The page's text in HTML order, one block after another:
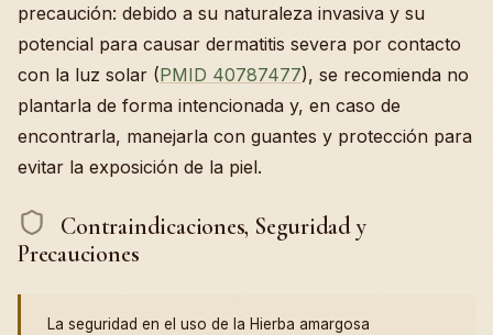
precaución: debido a su naturaleza invasiva y su
potencial para causar dermatitis severa por contacto
con la luz solar (PMID 40787477), se recomienda no
plantarla de forma intencionada y, en caso de
encontrarla, manejarla con guantes y protección para
evitar la exposición de la piel.
Contraindicaciones, Seguridad y
Precauciones
La seguridad en el uso de la Hierba amargosa